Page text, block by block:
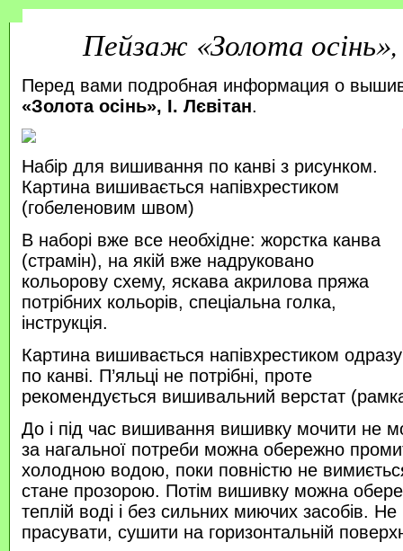
Пейзаж «Золота осінь»,
Перед вами подробная информация о
«Золота осінь», І. Лєвітан.
Набір для вишивання по канві з рисунком.
Картина вишивається напівхрестиком
(гобеленовим швом)
В наборі вже все необхідне: жорстка канва
(страмін), на якій вже надруковано
кольорову схему, яскава акрилова пряжа
потрібних кольорів, спеціальна голка,
інструкція.
Картина вишивається напівхрестиком одразу
по канві. П’яльці не потрібні, проте
рекомендується вишивальний верстат
До і під час вишивання вишивку мочити не
за нагальної потреби можна обережно
холодною водою, поки повністю не
стане прозорою. Потім вишивку можна
теплій воді і без сильних миючих засобів.
прасувати, сушити на горизонтальній